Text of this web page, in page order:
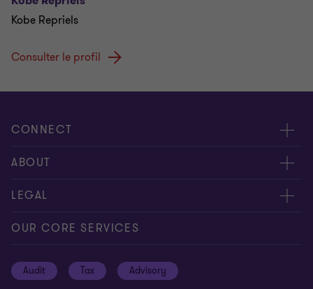
Kobe Repriels
Consulter le profil
CONNECT
Contactez-nous
Donnez-nous votre feed-back
ABOUT
Presse
À propos de nous
LEGAL
Privacy statement
Disclaimer
OUR CORE SERVICES
Audit Tax Advisory